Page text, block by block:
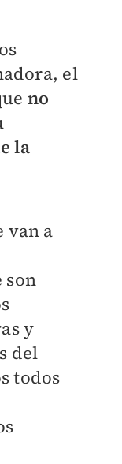
el
no
la
van a
son
y
del
todos